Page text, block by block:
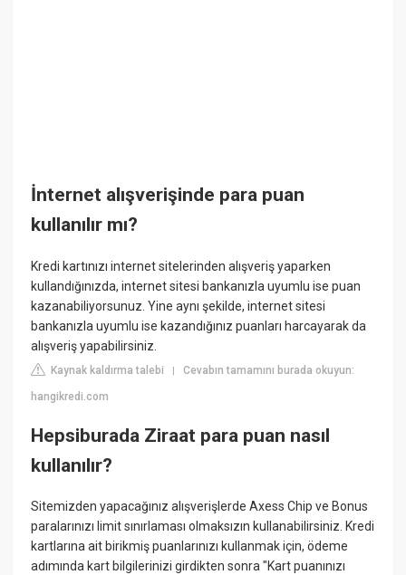
İnternet alışverişinde para puan
kullanılır mı?
Kredi kartınızı internet sitelerinden alışveriş yaparken
kullandığınızda, internet sitesi bankanızla uyumlu ise puan
kazanabiliyorsunuz. Yine aynı şekilde, internet sitesi
bankanızla uyumlu ise kazandığınız puanları harcayarak da
alışveriş yapabilirsiniz.
Kaynak kaldırma talebi |Cevabın tamamını burada okuyun:
hangikredi.com
Hepsiburada Ziraat para puan nasıl
kullanılır?
Sitemizden yapacağınız alışverişlerde Axess Chip ve Bonus
paralarınızı limit sınırlaması olmaksızın kullanabilirsiniz. Kredi
kartlarına ait birikmiş puanlarınızı kullanmak için, ödeme
adımında kart bilgilerinizi girdikten sonra "Kart puanınızı